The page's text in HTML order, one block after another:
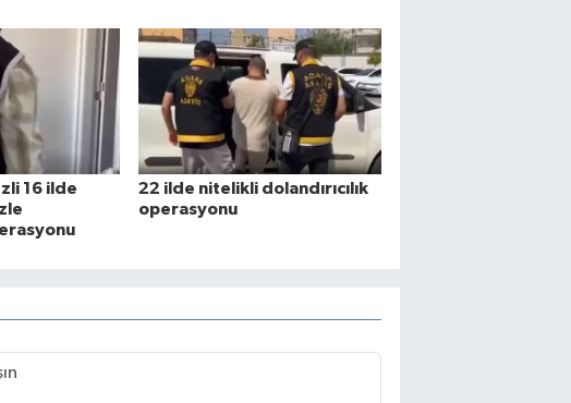
16 ilde
22 ilde nitelikli dolandırıcılık
operasyonu